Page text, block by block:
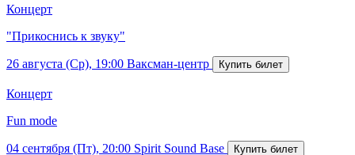
Концерт
"Прикоснись к звуку"
26 августа (Ср), 19:00 Ваксман-центр
Концерт
Fun mode
04 сентября (Пт), 20:00 Spirit Sound Base